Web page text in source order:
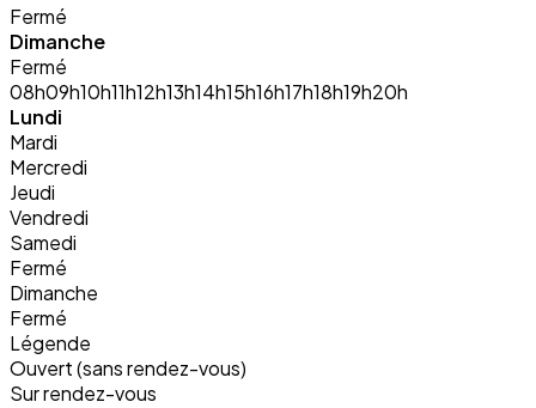
Fermé
Dimanche
Fermé
08h09h10h11h12h13h14h15h16h17h18h19h20h
Lundi
Mardi
Mercredi
Jeudi
Vendredi
Samedi
Fermé
Dimanche
Fermé
Légende
Ouvert (sans rendez-vous)
Sur rendez-vous